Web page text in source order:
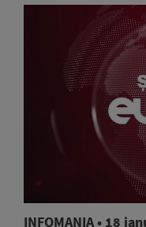
INFOMANIA • 18